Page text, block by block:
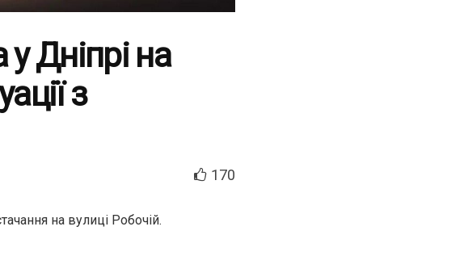
Дніпрі на
з
170
на вулиці Робочій.